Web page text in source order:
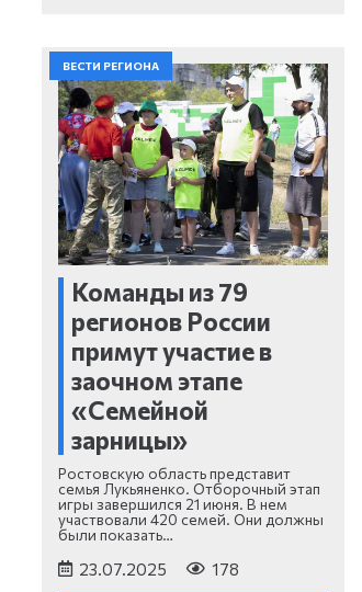
ВЕСТИ РЕГИОНА
Команды из 79
регионов России
примут участие в
заочном этапе
«Семейной
зарницы»
Ростовскую область представит
семья Лукьяненко. Отборочный этап
игры завершился 21 июня. В нем
участвовали 420 семей. Они должны
были показать…
23.07.2025 178